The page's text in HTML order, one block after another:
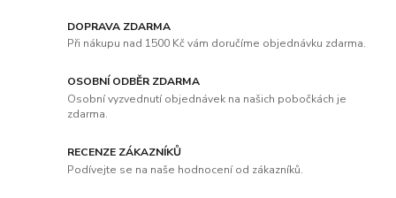
DOPRAVA ZDARMA
Při nákupu nad 1500 Kč vám doručíme objednávku zdarma.
OSOBNÍ ODBĚR ZDARMA
Osobní vyzvednutí objednávek na našich pobočkách je
zdarma.
RECENZE ZÁKAZNÍKŮ
Podívejte se na naše hodnocení od zákazníků.